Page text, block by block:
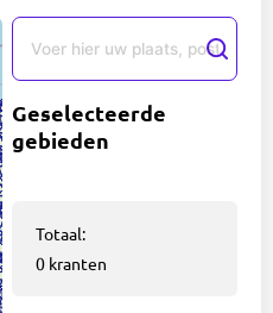
Geselecteerde
gebieden
Totaal:
0kranten